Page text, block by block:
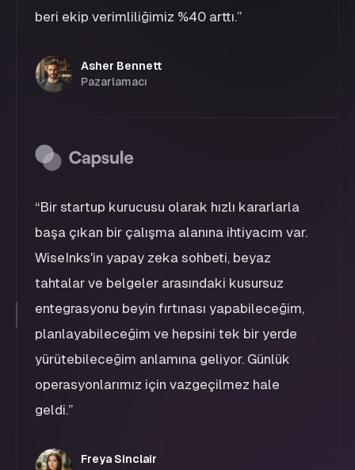
beri ekip verimliliğimiz %40 arttı.”
Asher Bennett
Pazarlamacı
“Bir startup kurucusu olarak hızlı kararlarla
başa çıkan bir çalışma alanına ihtiyacım var.
WiseInks'in yapay zeka sohbeti, beyaz
tahtalar ve belgeler arasındaki kusursuz
entegrasyonu beyin fırtınası yapabileceğim,
planlayabileceğim ve hepsini tek bir yerde
yürütebileceğim anlamına geliyor. Günlük
operasyonlarımız için vazgeçilmez hale
geldi.”
Freya Sinclair